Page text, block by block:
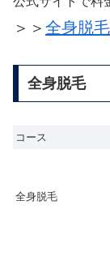
＞＞ 全身脱毛
全身脱毛
コース
全身脱毛